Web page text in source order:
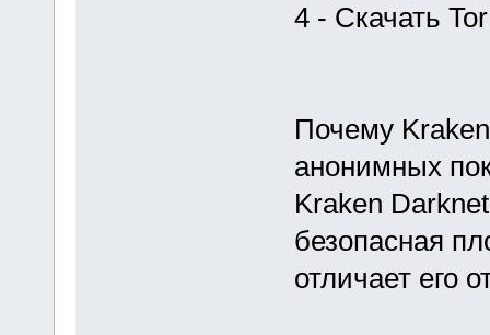
4 - Скачать
Почему
анонимных
Kraken
безопасная
отличает его